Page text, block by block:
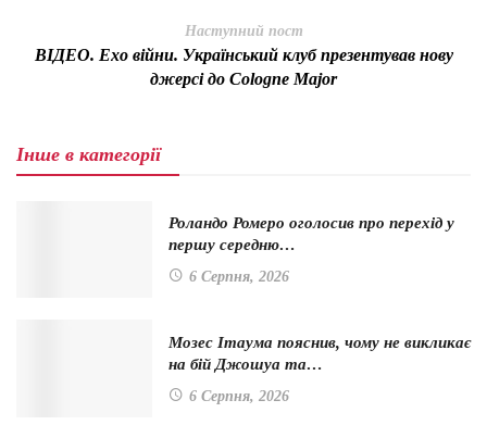
Наступний пост
ВІДЕО. Ехо війни. Український клуб презентував нову
джерсі до Cologne Major
Інше в категорії
Роландо Ромеро оголосив про перехід у
першу середню…
6 Серпня, 2026
Мозес Ітаума пояснив, чому не викликає
на бій Джошуа та…
6 Серпня, 2026